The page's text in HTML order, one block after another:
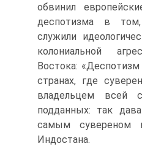
обвинил
деспотизма в
служили
колониальной
Востока:
странах, где
владельцем всей
подданных: так
самым сувереном
Индостана.